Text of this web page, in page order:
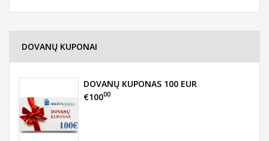
DOVANŲ KUPONAI
DOVANŲ KUPONAS 100 EUR
€10000